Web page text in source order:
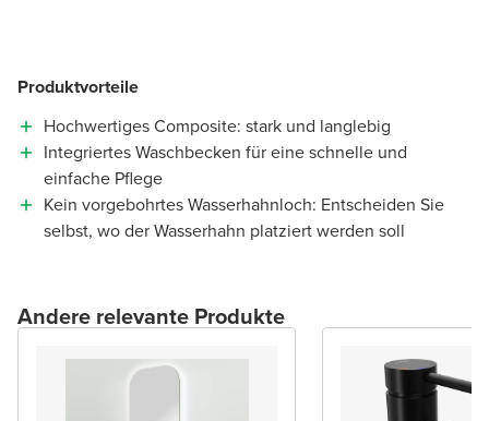
Produktvorteile
Hochwertiges Composite: stark und langlebig
Integriertes Waschbecken für eine schnelle und
einfache Pflege
Kein vorgebohrtes Wasserhahnloch: Entscheiden Sie
selbst, wo der Wasserhahn platziert werden soll
Andere relevante Produkte